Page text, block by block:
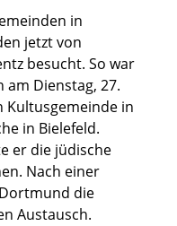
in
jetzt von
besucht. So war
Dienstag, 27.
Kultusgemeinde in
in Bielefeld.
er die jüdische
Nach einer
die
Austausch.